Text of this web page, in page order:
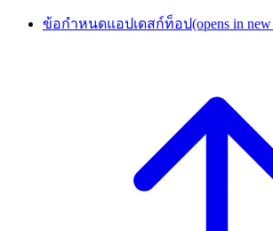
ข้อกำหนดแอปเดสก์ท็อป(opens in